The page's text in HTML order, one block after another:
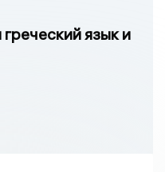
язык и